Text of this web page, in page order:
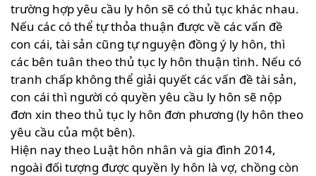
trường hợp yêu cầu ly hôn sẽ có thủ tục khác nhau.
Nếu các có thể tự thỏa thuận được về các vấn đề
con cái, tài sản cũng tự nguyện đồng ý ly hôn, thì
các bên tuân theo thủ tục ly hôn thuận tình. Nếu có
tranh chấp không thể giải quyết các vấn đề tài sản,
con cái thì người có quyền yêu cầu ly hôn sẽ nộp
đơn xin theo thủ tục ly hôn đơn phương (ly hôn theo
yêu cầu của một bên).
Hiện nay theo Luật hôn nhân và gia đình 2014,
ngoài đối tượng được quyền ly hôn là vợ, chồng còn